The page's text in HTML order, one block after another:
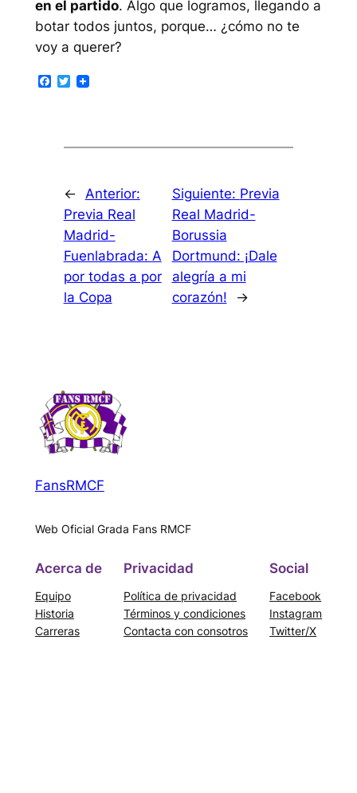
en el partido. Algo que logramos, llegando a
botar todos juntos, porque… ¿cómo no te
voy a querer?
Facebook
Twitter
← Anterior:
Previa Real
Madrid-
Fuenlabrada: A
por todas a por
la Copa
Siguiente: Previa
Real Madrid-
Borussia
Dortmund: ¡Dale
alegría a mi
corazón!
→
FansRMCF
Web Oficial Grada Fans RMCF
Acerca de
Equipo
Historia
Carreras
Privacidad
Política de privacidad
Términos y condiciones
Contacta con consotros
Social
Facebook
Instagram
Twitter/X